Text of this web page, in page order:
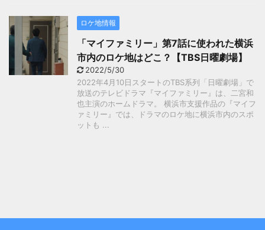
ロケ地情報
「マイファミリー」第7話に使われた横浜
市内のロケ地はどこ？【TBS日曜劇場】
2022/5/30
2022年4月10日スタートのTBS系列「日曜劇場」で
放送のテレビドラマ『マイファミリー』は、二宮和
也主演のホームドラマ。 横浜市支援作品の『マイフ
ァミリー』では、ドラマのロケ地に横浜市内のスポ
ットも ...